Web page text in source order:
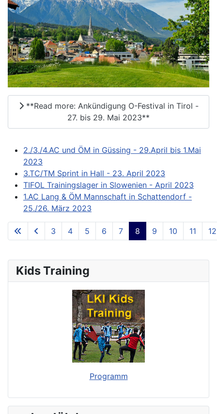
**Read more: Ankündigung O-Festival in Tirol -
27. bis 29. Mai 2023**
2./3./4.AC und ÖM in Güssing - 29.April bis 1.Mai
2023
3.TC/TM Sprint in Hall - 23. April 2023
TIFOL Trainingslager in Slowenien - April 2023
1.AC Lang & ÖM Mannschaft in Schattendorf -
25./26. März 2023
**Page 8 of 73**
3 4 5 6 7 8 9 10 11 12
Kids Training
Programm